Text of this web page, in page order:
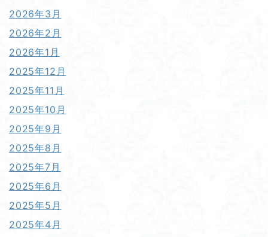
2026年3月
2026年2月
2026年1月
2025年12月
2025年11月
2025年10月
2025年9月
2025年8月
2025年7月
2025年6月
2025年5月
2025年4月